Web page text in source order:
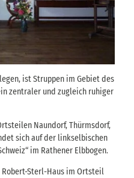
ist Struppen im Gebiet des
zentraler und zugleich ruhiger
Naundorf, Thürmsdorf,
sich auf der linkselbischen
im Rathener Elbbogen.
Sterl-Haus im Ortsteil